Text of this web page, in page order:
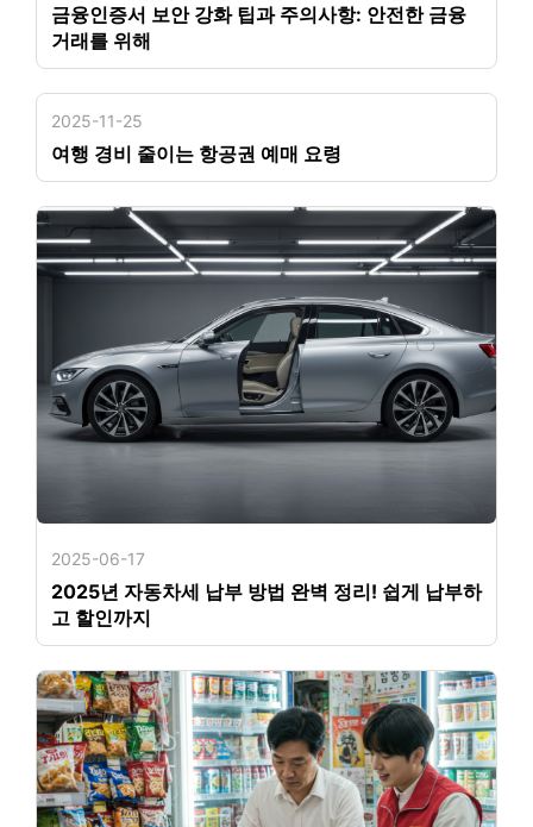
금융인증서 보안 강화 팁과 주의사항: 안전한 금융
거래를 위해
2025-11-25
여행 경비 줄이는 항공권 예매 요령
2025-06-17
2025년 자동차세 납부 방법 완벽 정리! 쉽게 납부하
고 할인까지